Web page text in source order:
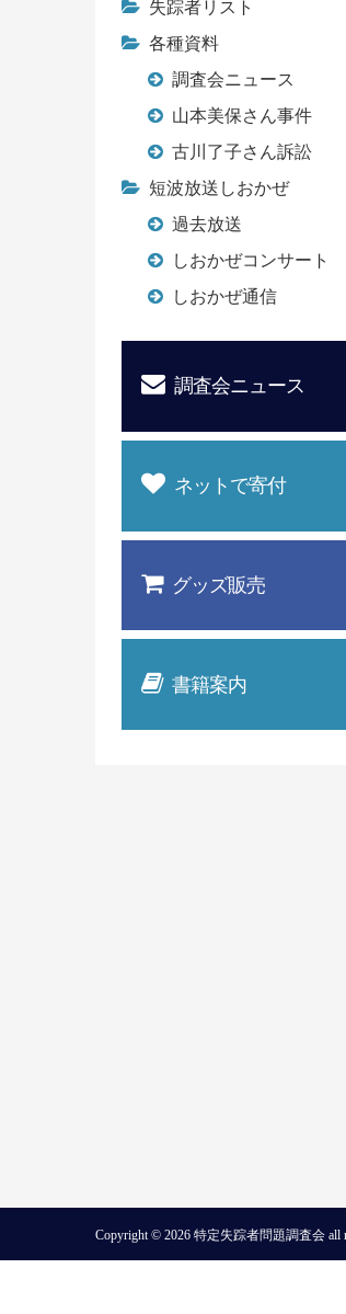
失踪者リスト
各種資料
調査会ニュース
山本美保さん事件
古川了子さん訴訟
短波放送しおかぜ
過去放送
しおかぜコンサート
しおかぜ通信
調査会ニュース
ネットで寄付
グッズ販売
書籍案内
Copyright © 2026 特定失踪者問題調査会 all